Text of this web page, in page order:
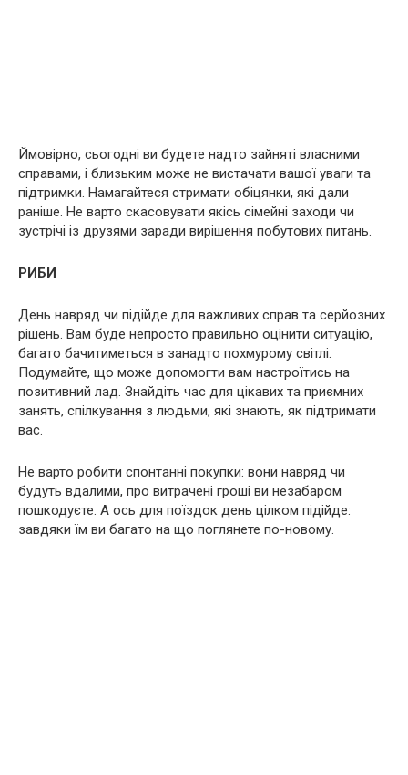
Ймовірно, сьогодні ви будете надто зайняті власними
справами, і близьким може не вистачати вашої уваги та
підтримки. Намагайтеся стримати обіцянки, які дали
раніше. Не варто скасовувати якісь сімейні заходи чи
зустрічі із друзями заради вирішення побутових питань.
РИБИ
День навряд чи підійде для важливих справ та серйозних
рішень. Вам буде непросто правильно оцінити ситуацію,
багато бачитиметься в занадто похмурому світлі.
Подумайте, що може допомогти вам настроїтись на
позитивний лад. Знайдіть час для цікавих та приємних
занять, спілкування з людьми, які знають, як підтримати
вас.
Не варто робити спонтанні покупки: вони навряд чи
будуть вдалими, про витрачені гроші ви незабаром
пошкодуєте. А ось для поїздок день цілком підійде:
завдяки їм ви багато на що поглянете по-новому.